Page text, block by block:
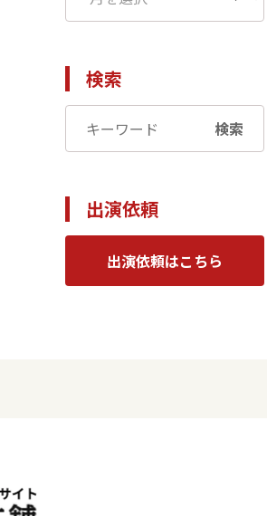
検索
検索
出演依頼
出演依頼はこちら